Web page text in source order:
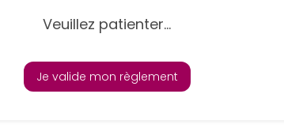
Veuillez patienter...
Je valide mon règlement